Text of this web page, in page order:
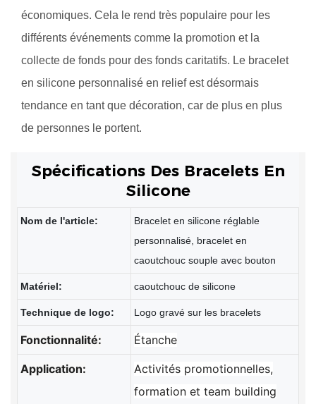
économiques. Cela le rend très populaire pour les
différents événements comme la promotion et la
collecte de fonds pour des fonds caritatifs. Le bracelet
en silicone personnalisé en relief est désormais
tendance en tant que décoration, car de plus en plus
de personnes le portent.
Spécifications Des Bracelets En
Silicone
Nom de l'article:
Bracelet en silicone réglable
personnalisé, bracelet en
caoutchouc souple avec bouton
Matériel: caoutchouc de silicone
Technique de logo: Logo gravé sur les bracelets
Fonctionnalité: Étanche
Application:
Activités promotionnelles,
formation et team building